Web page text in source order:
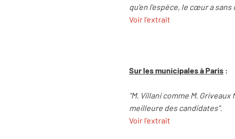
qu'en l'espèce, le cœur a sans
Voir l'extrait
Sur les municipales à Paris :
"M. Villani comme M.
meilleure des candidates".
Voir l'extrait